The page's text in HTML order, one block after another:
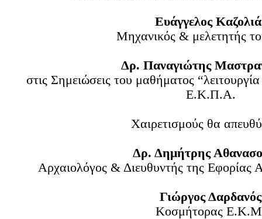
Ευάγγελος
Μηχανικός & μελετητής
Δρ. Παναγιώτης
στις Σημειώσεις του μαθήματος
Ε.Κ.Π.Α.
Χαιρετισμούς θα
Δρ. Δημήτρης
Αρχαιολόγος & Διευθυντής της Εφορίας
Γιώργος Δαρδανός
Κοσμήτορας